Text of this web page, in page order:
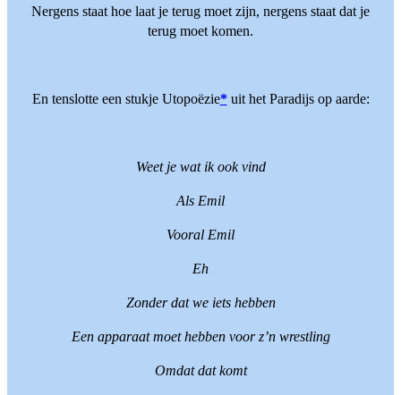
Nergens staat hoe laat je terug moet zijn, nergens staat dat je
terug moet komen.
En tenslotte een stukje Utopoëzie* uit het Paradijs op aarde:
Weet je wat ik ook vind
Als Emil
Vooral Emil
Eh
Zonder dat we iets hebben
Een apparaat moet hebben voor z’n wrestling
Omdat dat komt